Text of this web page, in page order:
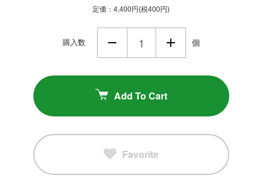
定価：4,400円(税400円)
購入数 個
Add To Cart
Favorite